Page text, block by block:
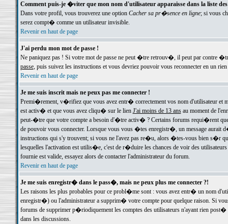
Comment puis-je �viter que mon nom d'utilisateur apparaisse dans la liste
Dans votre profil, vous trouverez une option Cacher sa pr�sence en ligne; si vous
serez compt� comme un utilisateur invisible.
Revenir en haut de page
J'ai perdu mon mot de passe !
Ne paniquez pas ! Si votre mot de passe ne peut �tre retrouv�, il peut par contre
passe, puis suivez les instructions et vous devriez pouvoir vous reconnecter en un rien
Revenir en haut de page
Je me suis inscrit mais ne peux pas me connecter !
Premi�rement, v�rifiez que vous avez entr� correctement vos nom d'utilisateur
est activ� et que vous avez cliqu� sur le lien J'ai moins de 13 ansau moment de
peut-�tre que votre compte a besoin d'�tre activ� ? Certains forums requi�rent
de pouvoir vous connecter. Lorsque vous vous �tes enregistr�, un message aurait
instructions qui s'y trouvent; si vous ne l'avez pas re�u, alors �tes-vous bien s�r
lesquelles l'activation est utilis�e, c'est de r�duire les chances de voir des
fournie est valide, essayez alors de contacter l'administrateur du forum.
Revenir en haut de page
Je me suis enregistr� dans le pass�, mais ne peux plus me connecter ?!
Les raisons les plus probables pour ce probl�me sont : vous avez entr� un nom
enregistr�) ou l'administrateur a supprim� votre compte pour quelque raison. Si
forums de supprimer p�riodiquement les comptes des utilisateurs n'ayant rien
dans les discussions.